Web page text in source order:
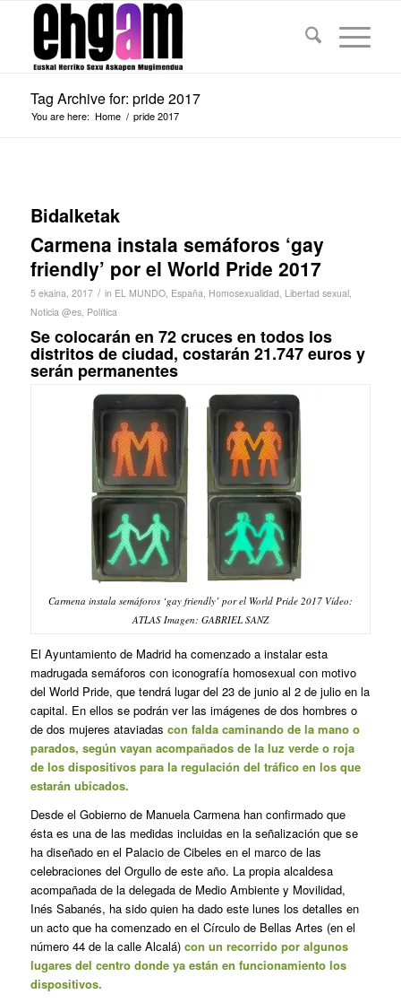
Tag Archive for: pride 2017
You are here: Home / pride 2017
Bidalketak
Carmena instala semáforos ‘gay
friendly’ por el World Pride 2017
5 ekaina, 2017 / in EL MUNDO, España, Homosexualidad, Libertad sexual,
Noticia @es, Política
Se colocarán en 72 cruces en todos los
distritos de ciudad, costarán 21.747 euros y
serán permanentes
Carmena instala semáforos ‘gay friendly’ por el World Pride 2017 Vídeo:
ATLAS Imagen: GABRIEL SANZ
El Ayuntamiento de Madrid ha comenzado a instalar esta
madrugada semáforos con iconografía homosexual con motivo
del World Pride, que tendrá lugar del 23 de junio al 2 de julio en la
capital. En ellos se podrán ver las imágenes de dos hombres o
de dos mujeres ataviadas con falda caminando de la mano o
parados, según vayan acompañados de la luz verde o roja
de los dispositivos para la regulación del tráfico en los que
estarán ubicados.
Desde el Gobierno de Manuela Carmena han confirmado que
ésta es una de las medidas incluidas en la señalización que se
ha diseñado en el Palacio de Cibeles en el marco de las
celebraciones del Orgullo de este año. La propia alcaldesa
acompañada de la delegada de Medio Ambiente y Movilidad,
Inés Sabanés, ha sido quien ha dado este lunes los detalles en
un acto que ha comenzado en el Círculo de Bellas Artes (en el
número 44 de la calle Alcalá) con un recorrido por algunos
lugares del centro donde ya están en funcionamiento los
dispositivos.